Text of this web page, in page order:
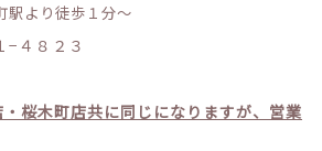
より徒歩１分〜
４８２３
桜木町店共に同じになりますが、営業